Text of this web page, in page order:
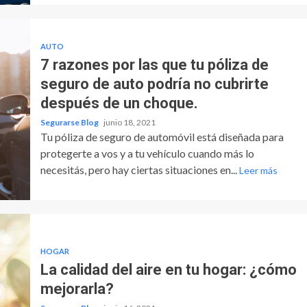
AUTO
7 razones por las que tu póliza de
seguro de auto podría no cubrirte
después de un choque.
Segurarse Blog junio 18, 2021
Tu póliza de seguro de automóvil está diseñada para
protegerte a vos y a tu vehículo cuando más lo
necesitás, pero hay ciertas situaciones en... Leer más
HOGAR
La calidad del aire en tu hogar: ¿cómo
mejorarla?